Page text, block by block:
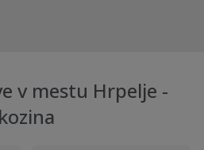
v mestu Hrpelje -
kozina